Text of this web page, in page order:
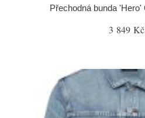
Přechodná bunda 'Hero'
3 849 Kč